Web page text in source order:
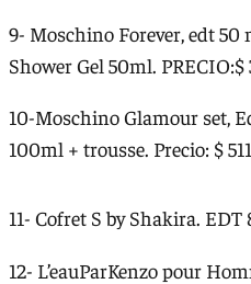
9- Moschino Forever, edt 50
Shower Gel 50ml. PRECIO:$
10-Moschino Glamour set,
100ml + trousse. Precio: $
11- Cofret S by Shakira.
12- L’eauParKenzo pour